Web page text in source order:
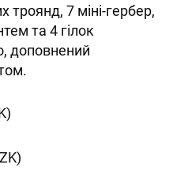
троянд, 7 міні-гербер,
та 4 гілок
доповнений